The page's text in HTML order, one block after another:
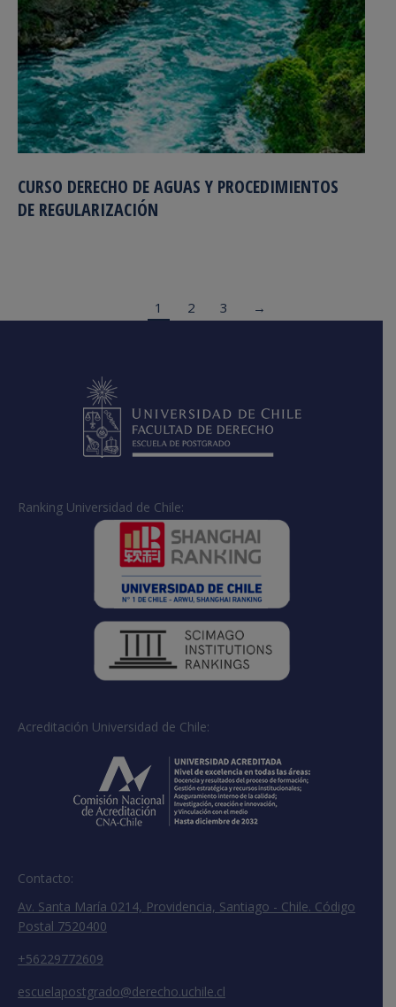
CURSO DERECHO DE AGUAS Y PROCEDIMIENTOS
DE REGULARIZACIÓN
1 2 3 →
Ranking Universidad de Chile:
Acreditación Universidad de Chile:
Contacto:
Av. Santa María 0214, Providencia, Santiago - Chile. Código
Postal 7520400
+56229772609
escuelapostgrado@derecho.uchile.cl